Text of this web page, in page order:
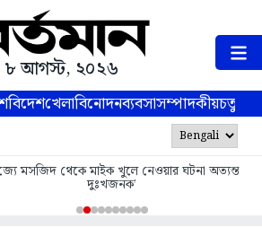
৮ আগস্ট, ২০২৬
বিদেশখেলাবিনোদনব্যবসাসম্পাদকীয়
মসজিদ থেকে মাইক খুলে নেওয়ার ঘটনা অত্যন্ত
দুঃখজনক’